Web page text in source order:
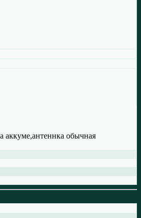
аккуме,антеннка обычная